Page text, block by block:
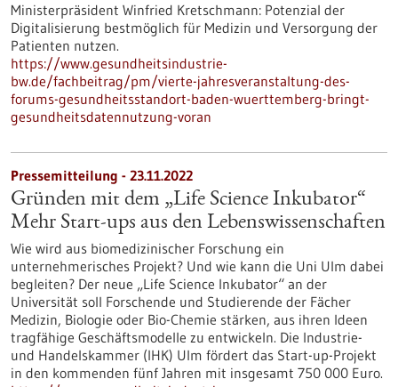
Ministerpräsident Winfried Kretschmann: Potenzial der
Digitalisierung bestmöglich für Medizin und Versorgung der
Patienten nutzen.
https://www.gesundheitsindustrie-
bw.de/fachbeitrag/pm/vierte-jahresveranstaltung-des-
forums-gesundheitsstandort-baden-wuerttemberg-bringt-
gesundheitsdatennutzung-voran
Pressemitteilung - 23.11.2022
Gründen mit dem „Life Science Inkubator“
Mehr Start-ups aus den Lebenswissenschaften
Wie wird aus biomedizinischer Forschung ein
unternehmerisches Projekt? Und wie kann die Uni Ulm dabei
begleiten? Der neue „Life Science Inkubator“ an der
Universität soll Forschende und Studierende der Fächer
Medizin, Biologie oder Bio-Chemie stärken, aus ihren Ideen
tragfähige Geschäftsmodelle zu entwickeln. Die Industrie-
und Handelskammer (IHK) Ulm fördert das Start-up-Projekt
in den kommenden fünf Jahren mit insgesamt 750 000 Euro.